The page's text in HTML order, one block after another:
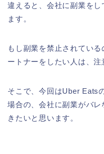
違えると、会社に副業を
ます。
もし副業を禁止されてい
ートナーをしたい人は、注
そこで、今回はUber Eats
場合の、会社に副業がバ
きたいと思います。